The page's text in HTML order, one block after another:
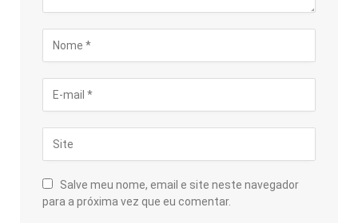
Salve meu nome, email e site neste navegador
para a próxima vez que eu comentar.